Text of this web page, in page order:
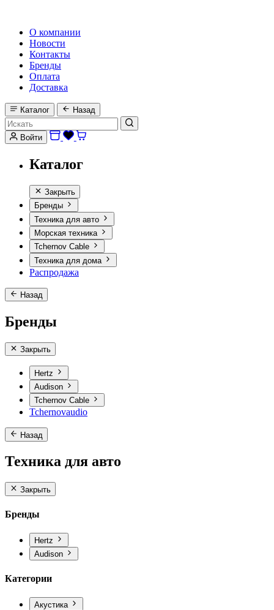
О компании
Новости
Контакты
Бренды
Оплата
Доставка
Каталог Назад
Войти
Каталог
Закрыть
Бренды
Техника для авто
Морская техника
Tchernov Cable
Техника для дома
Распродажа
Назад
Бренды
Закрыть
Hertz
Audison
Tchernov Cable
Tchernovaudio
Назад
Техника для авто
Закрыть
Бренды
Hertz
Audison
Категории
Акустика